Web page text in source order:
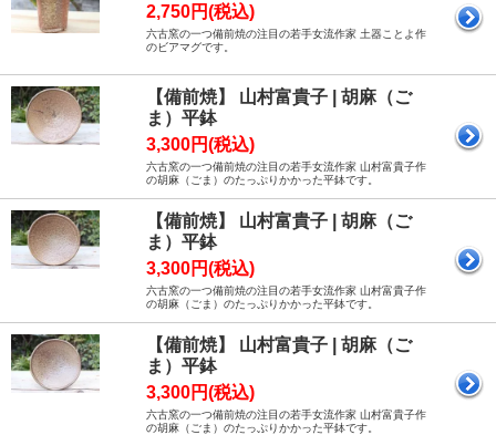
2,750円(税込)
六古窯の一つ備前焼の注目の若手女流作家 土器ことよ作
のビアマグです。
【備前焼】 山村富貴子 | 胡麻（ご
ま）平鉢
3,300円(税込)
六古窯の一つ備前焼の注目の若手女流作家 山村富貴子作
の胡麻（ごま）のたっぷりかかった平鉢です。
【備前焼】 山村富貴子 | 胡麻（ご
ま）平鉢
3,300円(税込)
六古窯の一つ備前焼の注目の若手女流作家 山村富貴子作
の胡麻（ごま）のたっぷりかかった平鉢です。
【備前焼】 山村富貴子 | 胡麻（ご
ま）平鉢
3,300円(税込)
六古窯の一つ備前焼の注目の若手女流作家 山村富貴子作
の胡麻（ごま）のたっぷりかかった平鉢です。